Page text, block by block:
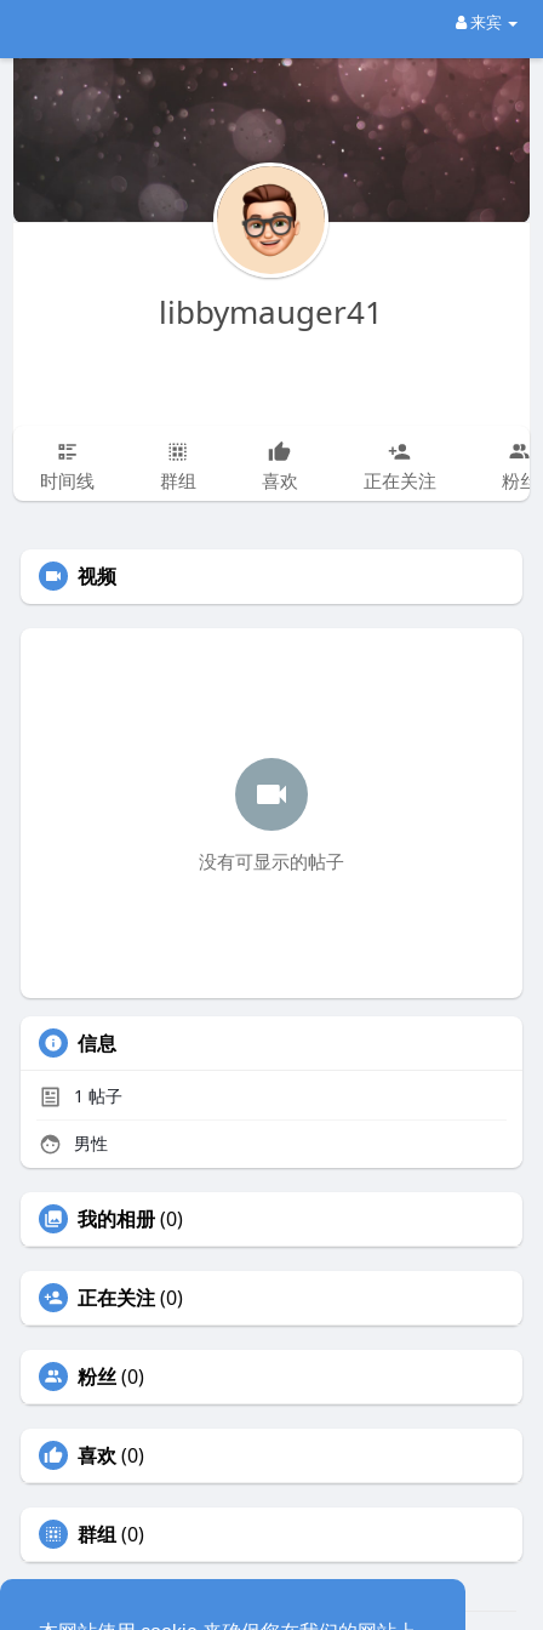
来宾
libbymauger41
时间线 群组 喜欢 正在关注 粉丝
视频
没有可显示的帖子
信息
1 帖子
男性
我的相册(0)
正在关注(0)
粉丝(0)
喜欢 (0)
群组(0)